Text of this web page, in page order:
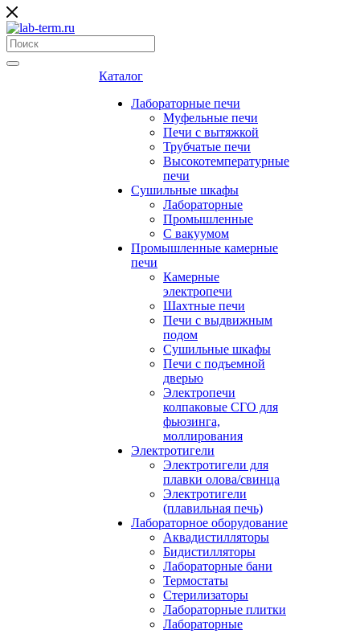
Каталог
Лабораторные печи
Муфельные печи
Печи с вытяжкой
Трубчатые печи
Высокотемпературные
печи
Сушильные шкафы
Лабораторные
Промышленные
С вакуумом
Промышленные камерные
печи
Камерные
электропечи
Шахтные печи
Печи с выдвижным
подом
Сушильные шкафы
Печи с подъемной
дверью
Электропечи
колпаковые СГО для
фьюзинга,
моллирования
Электротигели
Электротигели для
плавки олова/свинца
Электротигели
(плавильная печь)
Лабораторное оборудование
Аквадистилляторы
Бидистилляторы
Лабораторные бани
Термостаты
Стерилизаторы
Лабораторные плитки
Лабораторные